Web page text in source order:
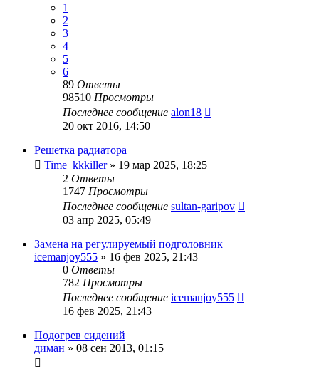
1
2
3
4
5
6
89 Ответы
98510 Просмотры
Последнее сообщение alon18
20 окт 2016, 14:50
Решетка радиатора
Time_kkkiller» 19 мар 2025, 18:25
2 Ответы
1747 Просмотры
Последнее сообщение sultan-garipov
03 апр 2025, 05:49
Замена на регулируемый подголовник
icemanjoy555 » 16 фев 2025, 21:43
0 Ответы
782 Просмотры
Последнее сообщение icemanjoy555
16 фев 2025, 21:43
Подогрев сидений
диман » 08 сен 2013, 01:15